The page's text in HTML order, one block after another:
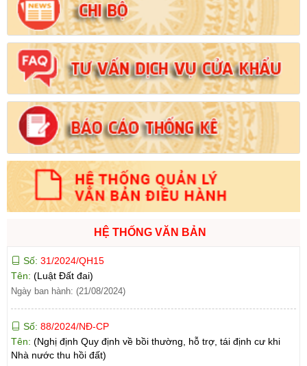
HỆ THỐNG VĂN BẢN
Ngày ban hành: (21/08/2024)
Số:103/2024/NĐ-CP
Tên:(Nghị định Quy định về tiền sử dụng đất, tiền thuê đất)
Ngày ban hành: (21/08/2024)
Số:1731/KH-UBND
Tên:(Kế hoạch triển khai thi hành Luật Đất đai năm 2024)
Ngày ban hành: (21/08/2024)
Số:71/2024/NĐ-CP
Tên: (Nghị định Quy định về giá đất)
Ngày ban hành: (21/08/2024)
31/2024/QH15
Tên:(Luật Đất đai)
Ngày ban hành: (21/08/2024)
Tên:(Nghị định Quy định về bồi thường, hỗ trợ, tái định cư khi
Nhà nước thu hồi đất)
Ngày ban hành: (21/08/2024)